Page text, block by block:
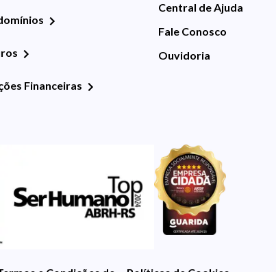
Financeiras
Central de Ajuda
Fale Conosco
Ouvidoria